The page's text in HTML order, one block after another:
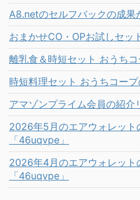
A8.netのセルフバックの成果
おまかせCO・OPお試しセッ
離乳食＆時短セット おうち
時短料理セット おうちコー
アマゾンプライム会員の紹
2026年5月のエアウォレット
「46uqvpe」
2026年4月のエアウォレット
「46uqvpe」